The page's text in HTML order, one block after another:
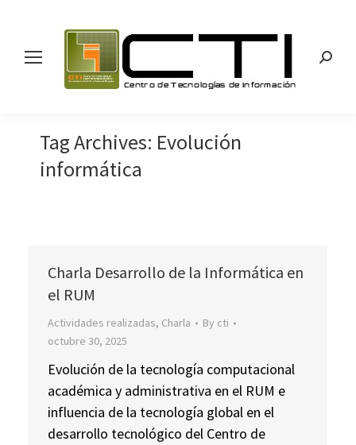
Tag Archives: Evolución
informática
Charla Desarrollo de la Informática en
el RUM
Actividades realizadas, Charla By cti
octubre 30, 2025
Evolución de la tecnología computacional
académica y administrativa en el RUM e
influencia de la tecnología global en el
desarrollo tecnológico del Centro de